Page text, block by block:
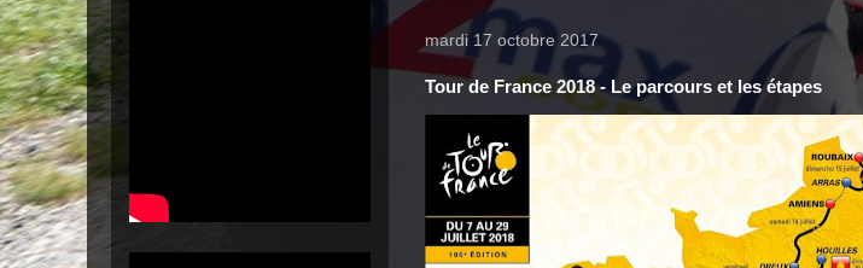
mardi 17 octobre 2017
Tour de France 2018 - Le parcours et les étapes